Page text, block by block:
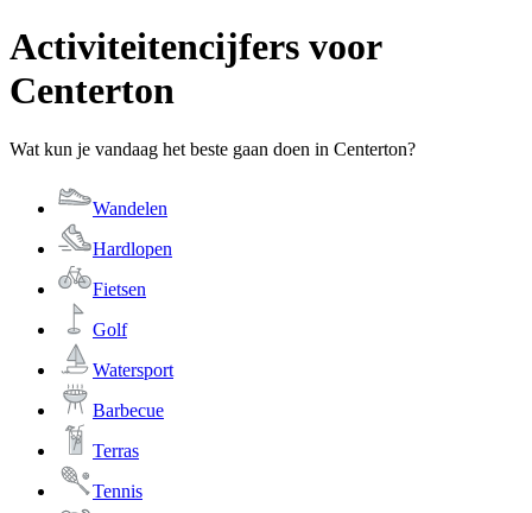
Activiteitencijfers voor
Centerton
Wat kun je vandaag het beste gaan doen in Centerton?
Wandelen
Hardlopen
Fietsen
Golf
Watersport
Barbecue
Terras
Tennis